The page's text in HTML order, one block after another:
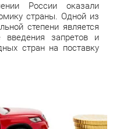
России оказали
страны. Одной из
степени является
введения запретов и
стран на поставку